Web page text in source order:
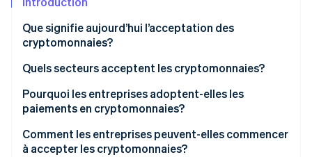
Stripe Sessions 2026
Découvrez comment Stripe construit l’infrastructure
Regarder
Que signifie aujourd’hui l’acceptation des
cryptomonnaies?
Quels secteurs acceptent les cryptomonnaies?
Pourquoi les entreprises adoptent-elles les
paiements en cryptomonnaies?
Comment les entreprises peuvent-elles commencer
à accepter les cryptomonnaies?